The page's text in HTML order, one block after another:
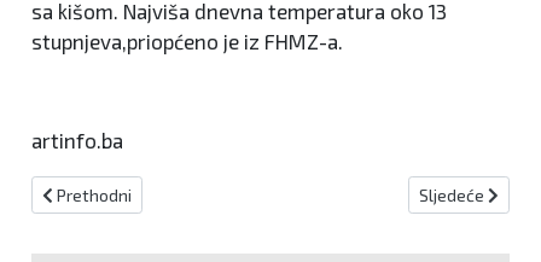
sa kišom. Najviša dnevna temperatura oko 13
stupnjeva,priopćeno je iz FHMZ-a.
artinfo.ba
Prethodni članak: Najavljene radarske kontrole za 20.04.2026.
Prethodni Sljedeći
Sljedeće